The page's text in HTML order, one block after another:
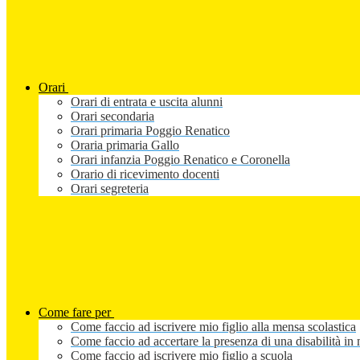
Orari
Orari di entrata e uscita alunni
Orari secondaria
Orari primaria Poggio Renatico
Oraria primaria Gallo
Orari infanzia Poggio Renatico e Coronella
Orario di ricevimento docenti
Orari segreteria
Come fare per
Come faccio ad iscrivere mio figlio alla mensa scolastica
Come faccio ad accertare la presenza di una disabilità
Come faccio ad iscrivere mio figlio a scuola